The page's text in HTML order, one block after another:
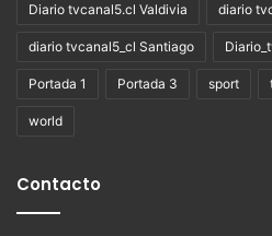
Diario tvcanal5.cl Valdivia diario
diario tvcanal5_cl Santiago
Portada 1 Portada 3 sport
world
Contacto